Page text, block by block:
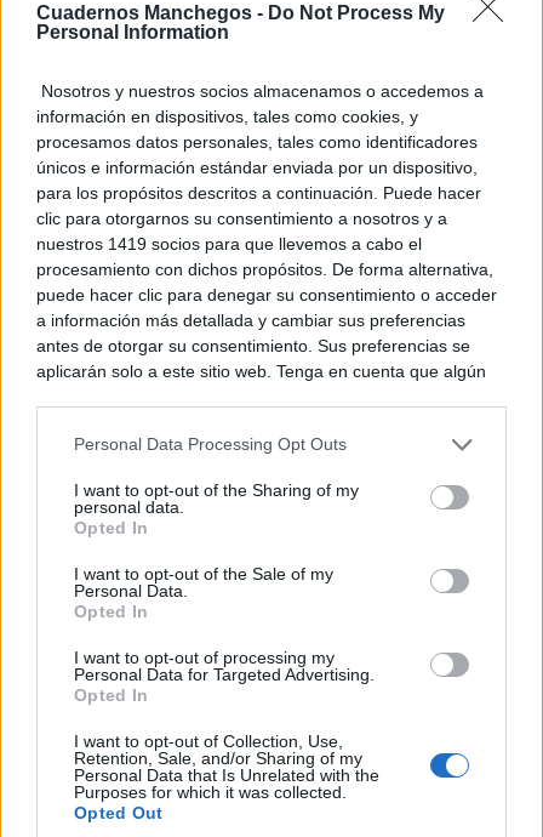
Cuadernos Manchegos - Do Not Process My
Personal Information
Nosotros y nuestros socios almacenamos o accedemos a
información en dispositivos, tales como cookies, y
procesamos datos personales, tales como identificadores
únicos e información estándar enviada por un dispositivo,
para los propósitos descritos a continuación. Puede hacer
clic para otorgarnos su consentimiento a nosotros y a
nuestros 1419 socios para que llevemos a cabo el
procesamiento con dichos propósitos. De forma alternativa,
puede hacer clic para denegar su consentimiento o acceder
a información más detallada y cambiar sus preferencias
antes de otorgar su consentimiento. Sus preferencias se
aplicarán solo a este sitio web. Tenga en cuenta que algún
rechazar tal procesamiento. Puede cambiar sus preferencias
a este sitio y haciendo clic en el botón "Privacidad" en la
parte inferior de la página web.
Please note that this website/app uses one or more Google
services and may gather and store information including but
not limited to your visit or usage behaviour. You may click to
use your data for below specified purposes in below Google
consent section.
Personal Data Processing Opt Outs
I want to opt-out of the Sharing of my
personal data.
Opted In
I want to opt-out of the Sale of my
Personal Data.
Opted In
I want to opt-out of processing my
Personal Data for Targeted Advertising.
Opted In
I want to opt-out of Collection, Use,
Retention, Sale, and/or Sharing of my
Personal Data that Is Unrelated with the
Purposes for which it was collected.
Opted Out